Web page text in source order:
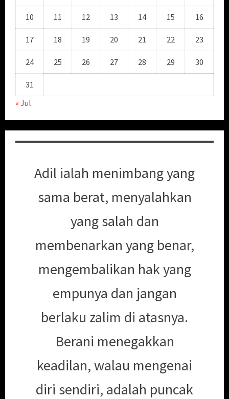
10 11 12 13 14 15 16
17 18 19 20 21 22 23
24 25 26 27 28 29 30
31
« Jul
Adil ialah menimbang yang
sama berat, menyalahkan
yang salah dan
membenarkan yang benar,
mengembalikan hak yang
empunya dan jangan
berlaku zalim di atasnya.
Berani menegakkan
keadilan, walau mengenai
diri sendiri, adalah puncak